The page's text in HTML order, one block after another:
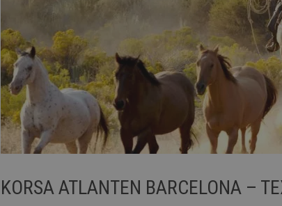
KORSA ATLANTEN BARCELONA –